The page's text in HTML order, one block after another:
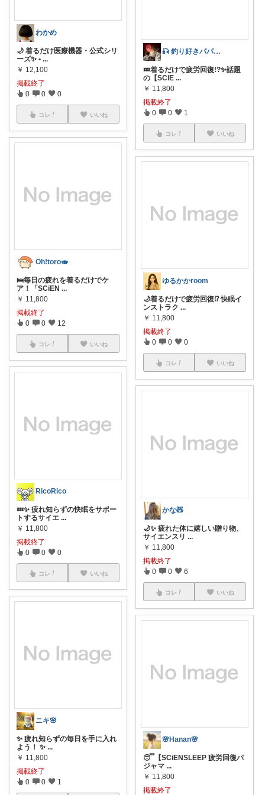
わかめ
🌙 着るだけ医療機器・公式シリ
ーズ✨ • ...
￥ 12,100
掲載終了
0 0 0
コレ いいね
Oh!toro🍣
🛌毎日の疲れを着るだけでケ
ア！「SCiEN ...
￥ 11,800
掲載終了
0 0 12
コレ いいね
RicoRico
💤✨ 疲れ知らずの快眠をサポー
トするサイエ ...
￥ 11,800
掲載終了
0 0 0
コレ いいね
ニキ🌸
✨ 疲れ知らずの毎日を手に入れ
よう！ ✨ ...
￥ 11,800
掲載終了
0 0 1
🎣 釣り好きパパのセレクト 🌿👕
💤着るだけで疲労回復!?✨話題
の【SCiE ...
￥ 11,800
掲載終了
0 0 1
コレ いいね
ゆるかかroom
🌙着るだけで疲労回復⁉️ 快眠イ
ンストラク ...
￥ 11,800
掲載終了
0 0 0
コレ いいね
かな🧸
🌙✨ 疲れた体に嬉しい贈り物、
サイエンスリ ...
￥ 11,800
掲載終了
0 0 6
コレ いいね
🌸Hanan🌸
😴【SCiENSLEEP 疲労回復パ
ジャマ ...
￥ 11,800
掲載終了